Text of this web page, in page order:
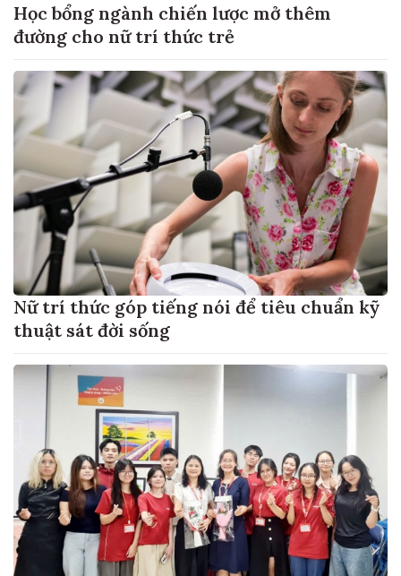
Học bổng ngành chiến lược mở thêm
đường cho nữ trí thức trẻ
Nữ trí thức góp tiếng nói để tiêu chuẩn kỹ
thuật sát đời sống